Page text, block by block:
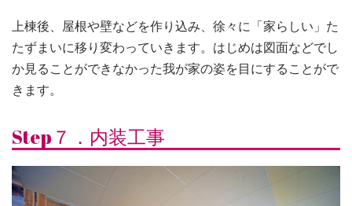
上棟後、屋根や壁などを作り込み、徐々に「家らしい」た
たずまいに移り変わっていきます。はじめは図面などでし
か見ることができなかった我が家の姿を目にすることがで
きます。
Step７．内装工事